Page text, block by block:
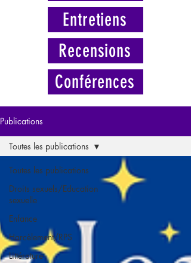
Entretiens
Recensions
Conférences
Publications
Toutes les publications
Droits sexuels/Education
sexuelle
Enfance
Harcèlement/RPS
Littérature
Toutes les publications